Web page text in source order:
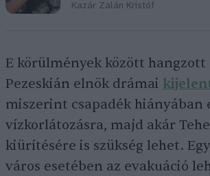
Kazár Zalán Kristóf
E körülmények között hangzott
Pezeskián elnök drámai
miszerint csapadék hiányában
vízkorlátozásra, majd akár
kiürítésére is szükség lehet.
város esetében az evakuáció